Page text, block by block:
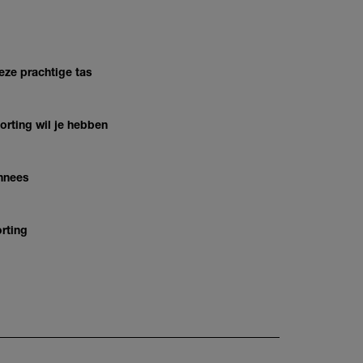
prachtige tas
wil je hebben